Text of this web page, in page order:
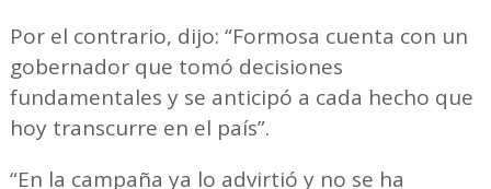
Por el contrario, dijo: “Formosa cuenta con un
gobernador que tomó decisiones
fundamentales y se anticipó a cada hecho que
hoy transcurre en el país”.
“En la campaña ya lo advirtió y no se ha